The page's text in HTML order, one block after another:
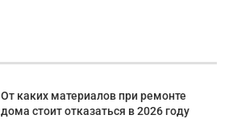
От каких материалов при ремонте
дома стоит отказаться в 2026 году